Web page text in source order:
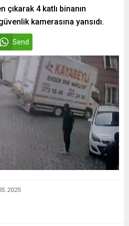
4 katlı binanın
kamerasına yansıdı.
Send